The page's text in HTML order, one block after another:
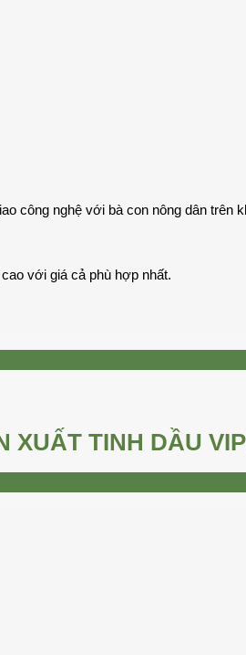
công nghệ với bà con nông dân trên
với giá cả phù hợp nhất.
XUẤT TINH DẦU